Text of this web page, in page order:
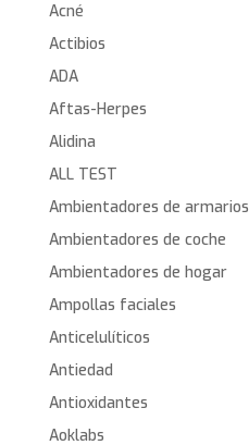
Acné
Actibios
ADA
Aftas-Herpes
Alidina
ALL TEST
Ambientadores de armarios
Ambientadores de coche
Ambientadores de hogar
Ampollas faciales
Anticelulíticos
Antiedad
Antioxidantes
Aoklabs